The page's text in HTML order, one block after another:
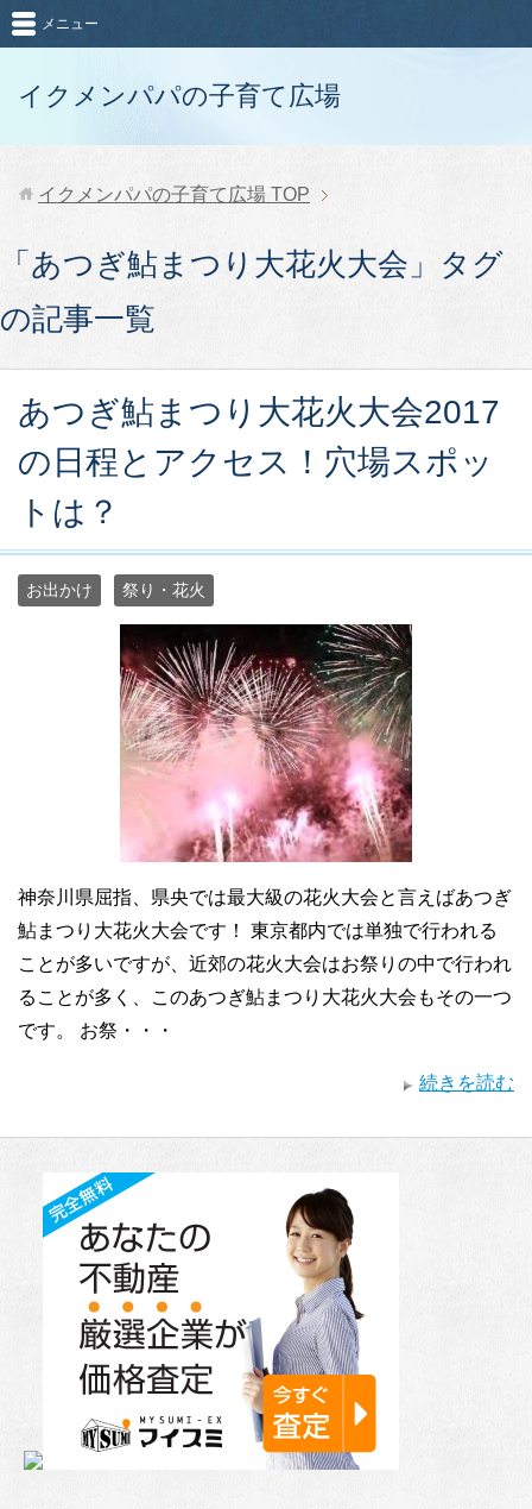
イクメンパパの子育て広場
メニュー
イクメンパパの子育て広場 TOP
「あつぎ鮎まつり大花火大会」タグ
の記事一覧
あつぎ鮎まつり大花火大会2017
の日程とアクセス！穴場スポッ
トは？
お出かけ 祭り・花火
神奈川県屈指、県央では最大級の花火大会と言えばあつぎ
鮎まつり大花火大会です！ 東京都内では単独で行われる
ことが多いですが、近郊の花火大会はお祭りの中で行われ
ることが多く、このあつぎ鮎まつり大花火大会もその一つ
です。 お祭・・・
続きを読む